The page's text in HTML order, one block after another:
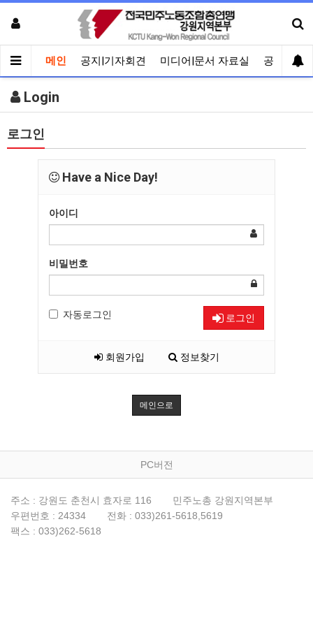
메인 공지|기자회견 미디어|문서 자료실 공유게시
Login
로그인
Have a Nice Day!
아이디
비밀번호
자동로그인 로그인
회원가입 정보찾기
메인으로
PC버전
주소 : 강원도 춘천시 효자로 116
민주노총 강원지역본부
우편번호 : 24334
전화 : 033)261-5618,5619
팩스 : 033)262-5618